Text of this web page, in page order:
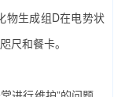
物生成组D在电势状
尺和餐卡。